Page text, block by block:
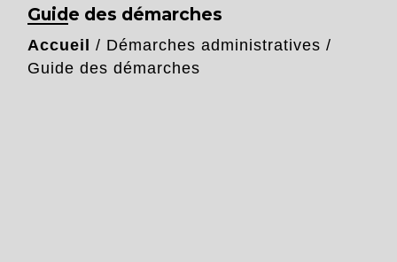
Guide des démarches
Accueil / Démarches administratives /
Guide des démarches